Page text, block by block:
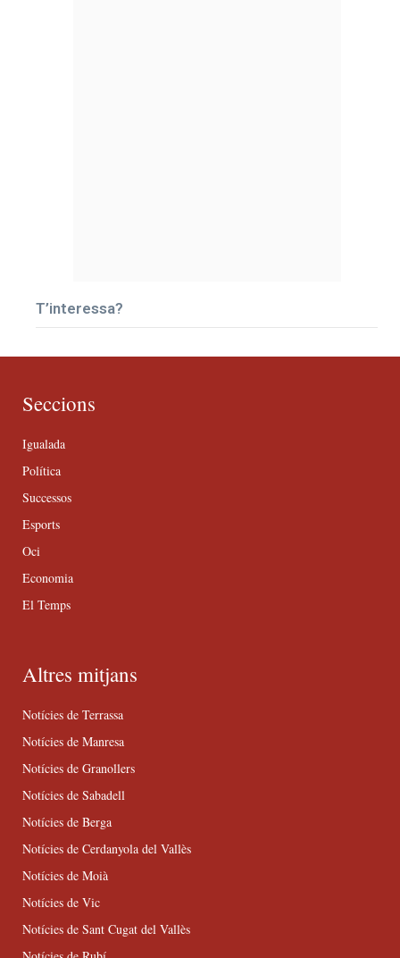
T’interessa?
Seccions
Igualada
Política
Successos
Esports
Oci
Economia
El Temps
Altres mitjans
Notícies de Terrassa
Notícies de Manresa
Notícies de Granollers
Notícies de Sabadell
Notícies de Berga
Notícies de Cerdanyola del Vallès
Notícies de Moià
Notícies de Vic
Notícies de Sant Cugat del Vallès